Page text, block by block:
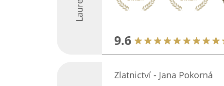
9.6
Zlatnictví - Jana Pokorná